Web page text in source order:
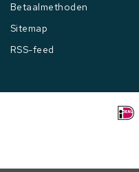
Betaalmethoden
Sitemap
RSS-feed